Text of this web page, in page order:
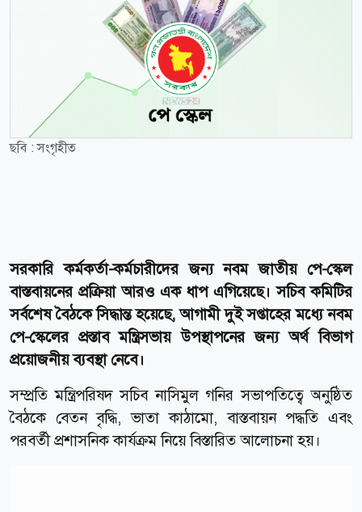
ছবি : সংগৃহীত
সরকারি কর্মকর্তা-কর্মচারীদের জন্য নবম জাতীয় পে-স্কেল
বাস্তবায়নের প্রক্রিয়া আরও এক ধাপ এগিয়েছে। সচিব কমিটির
সর্বশেষ বৈঠকে সিদ্ধান্ত হয়েছে, আগামী দুই সপ্তাহের মধ্যে নবম
পে-স্কেলের প্রস্তাব মন্ত্রিসভায় উপস্থাপনের জন্য অর্থ বিভাগ
প্রয়োজনীয় ব্যবস্থা নেবে।
সম্প্রতি মন্ত্রিপরিষদ সচিব নাসিমুল গনির সভাপতিত্বে অনুষ্ঠিত
বৈঠকে বেতন বৃদ্ধি, ভাতা কাঠামো, বাস্তবায়ন পদ্ধতি এবং
পরবর্তী প্রশাসনিক কার্যক্রম নিয়ে বিস্তারিত আলোচনা হয়।